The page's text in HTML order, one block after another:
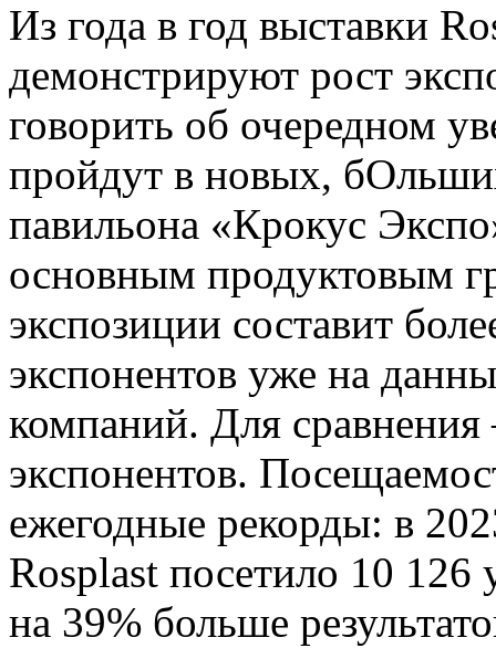
Из года в год выставки
демонстрируют рост
говорить об очередном
пройдут в новых,
павильона «Крокус
основным продуктовым
экспозиции составит
экспонентов уже на
компаний. Для
экспонентов.
ежегодные рекорды: в
Rosplast посетило 10 126
на 39% больше